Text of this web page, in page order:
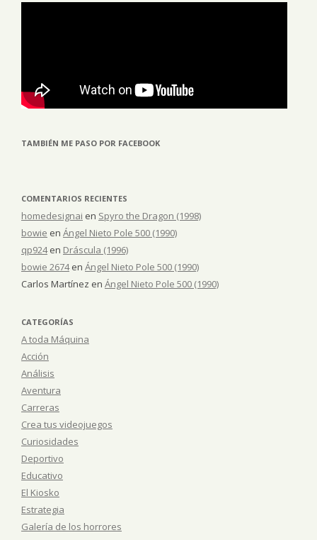
TAMBIÉN ME PASO POR FACEBOOK
COMENTARIOS RECIENTES
homedesignai en Spyro the Dragon (1998)
bowie en Ángel Nieto Pole 500 (1990)
qp924en Dráscula (1996)
bowie 2674en Ángel Nieto Pole 500 (1990)
Carlos Martínez en Ángel Nieto Pole 500 (1990)
CATEGORÍAS
A toda Máquina
Acción
Análisis
Aventura
Carreras
Crea tus videojuegos
Curiosidades
Deportivo
Educativo
El Kiosko
Estrategia
Galería de los horrores